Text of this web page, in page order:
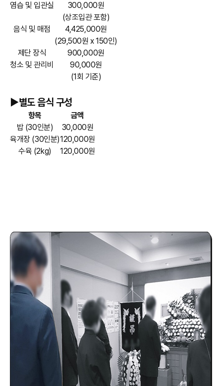
염습 및 입관실
300,000원
(상조입관 포함)
음식 및 매점
4,425,000원
(29,500원 x 150인)
제단 장식
900,000원
청소 및 관리비
90,000원
(1회 기준)
►별도 음식 구성
항목
금액
밥 (30인분)
30,000원
육개장 (30인분)120,000원
수육 (2kg)
120,000원